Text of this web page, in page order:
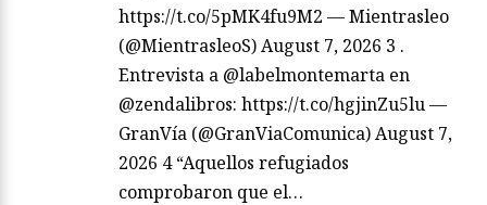
https://t.co/5pMK4fu9M2 — Mientrasleo
(@MientrasleoS) August 7, 2026 3 .
Entrevista a @labelmontemarta en
@zendalibros: https://t.co/hgjinZu5lu —
GranVía (@GranViaComunica) August 7,
2026 4 “Aquellos refugiados
comprobaron que el…